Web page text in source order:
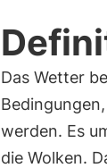
Das Wetter
werden. Es
die Wolken.